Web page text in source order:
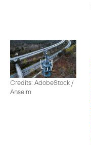
Credits: AdobeStock /
Anselm